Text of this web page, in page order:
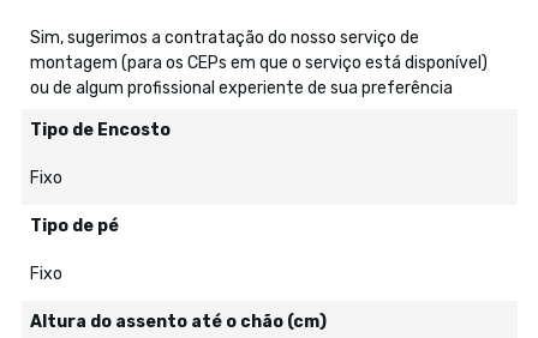
Sim, sugerimos a contratação do nosso serviço de
montagem (para os CEPs em que o serviço está disponível)
ou de algum profissional experiente de sua preferência
Tipo de Encosto
Fixo
Tipo de pé
Fixo
Altura do assento até o chão (cm)